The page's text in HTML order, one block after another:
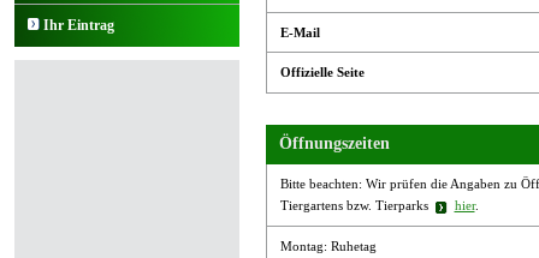
Ihr Eintrag E-Mail
Offizielle Seite
Öffnungszeiten
Bitte beachten: Wir prüfen die Angaben zu
Tiergartens bzw. Tierparks
hier.
Montag: Ruhetag